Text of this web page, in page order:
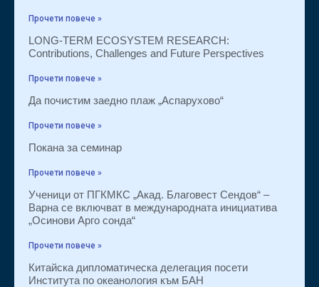
Прочети повече »
LONG-TERM ECOSYSTEM RESEARCH:
Contributions, Challenges and Future Perspectives
Прочети повече »
Да почистим заедно плаж „Аспарухово“
Прочети повече »
Покана за семинар
Прочети повече »
Ученици от ПГКМКС „Акад. Благовест Сендов“ –
Варна се включват в международната инициатива
„Осинови Арго сонда“
Прочети повече »
Китайска дипломатическа делегация посети
Института по океанология към БАН